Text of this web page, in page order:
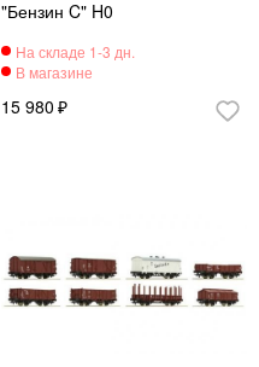
"Бензин C" H0
15 980